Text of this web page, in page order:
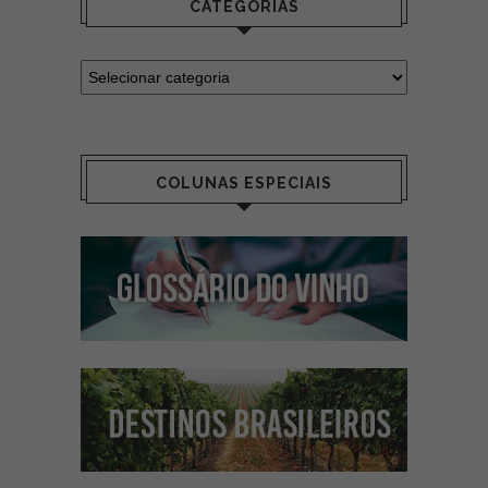
CATEGORIAS
COLUNAS ESPECIAIS